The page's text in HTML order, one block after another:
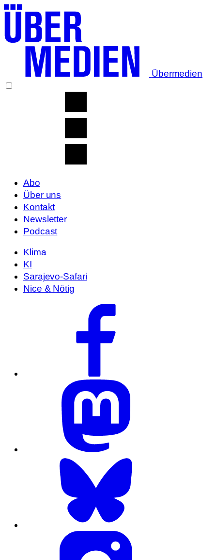
Übermedien
Abo
Über uns
Kontakt
Newsletter
Podcast
Klima
KI
Sarajevo-Safari
Nice & Nötig